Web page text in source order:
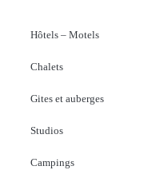
Hôtels – Motels
Chalets
Gites et auberges
Studios
Campings